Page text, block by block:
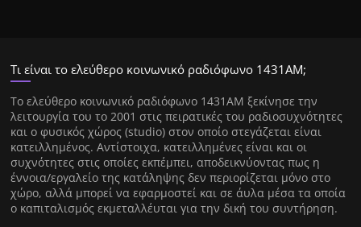
Τι είναι το ελεύθερο κοινωνικό ραδιόφωνο 1431ΑΜ;
Tο ελεύθερο κοινωνικό ραδιόφωνο 1431AM ξεκίνησε την
λειτουργία του το 2001 στις πειρατικές του ραδιοσυχνότητες
και ο φυσικός χώρος (studio) στον οποίο στεγάζεται είναι
κατειλλημένος. Αντίστοιχα, κατειλλημένες είναι και οι
συχνότητες στις οποίες εκπέμπει, αποδεικνύοντας πως η
έννοια/εργαλείο της κατάληψης δεν περιορίζεται μόνο στο
χώρο, αλλά μπορεί να εφαρμοστεί και σε άυλα μέσα τα οποία
ο καπιταλισμός εκμεταλλέυται για την δική του συντήρηση.